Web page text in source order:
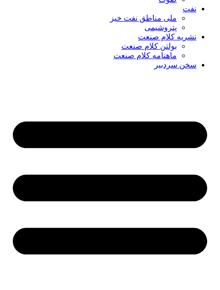
نفت
ملی مناطق نفت خیز
پتروشیمی
نشریه کلام صنعت
بولتن کلام صنعت
ماهنامه کلام صنعت
سخن سردبیر